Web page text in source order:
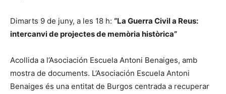
Dimarts 9 de juny, a les 18 h: “La Guerra Civil a Reus:
intercanvi de projectes de memòria històrica”
Acollida a l’Asociación Escuela Antoni Benaiges, amb
mostra de documents. L’Asociación Escuela Antoni
Benaiges és una entitat de Burgos centrada a recuperar